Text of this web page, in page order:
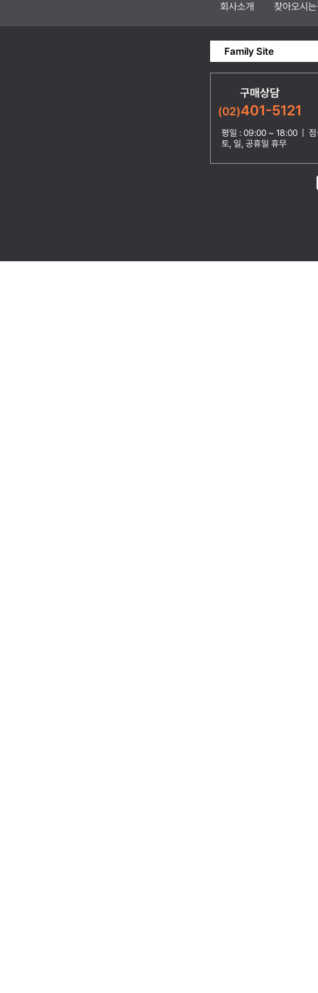
회사소개 찾아오시
Family Site
구매상담
(02)401-5121
평일 : 09:00 ~ 18:00 | 점
토, 일, 공휴일 휴무